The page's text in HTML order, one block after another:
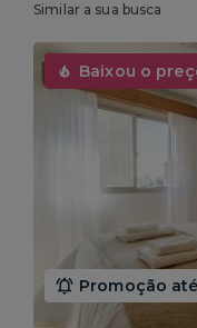
Similar a sua busca
Baixou o
Promoção